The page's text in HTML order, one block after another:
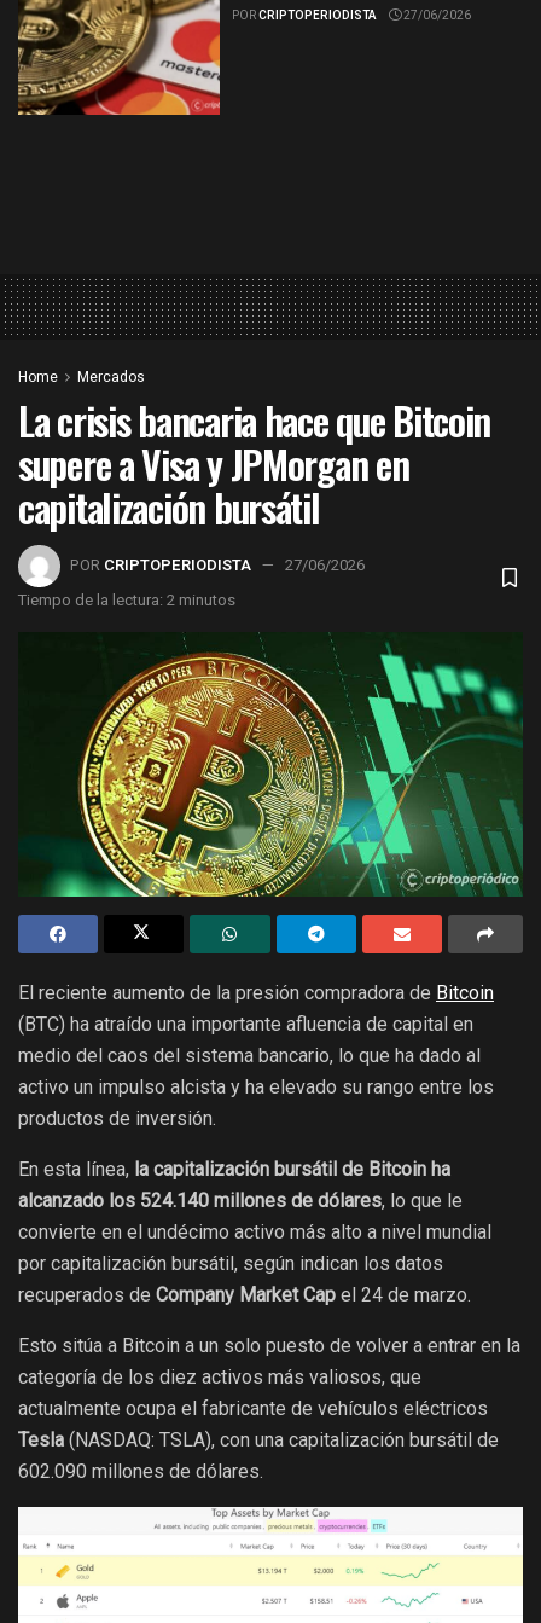
PORCRIPTOPERIODISTA 27/06/2026
Home Mercados
La crisis bancaria hace que Bitcoin
supere a Visa y JPMorgan en
capitalización bursátil
POR CRIPTOPERIODISTA
27/06/2026
Tiempo de la lectura: 2 minutos
El reciente aumento de la presión compradora de Bitcoin
(BTC) ha atraído una importante afluencia de capital en
medio del caos del sistema bancario, lo que ha dado al
activo un impulso alcista y ha elevado su rango entre los
productos de inversión.
En esta línea, la capitalización bursátil de Bitcoin ha
alcanzado los 524.140 millones de dólares, lo que le
convierte en el undécimo activo más alto a nivel mundial
por capitalización bursátil, según indican los datos
recuperados de Company Market Cap el 24 de marzo.
Esto sitúa a Bitcoin a un solo puesto de volver a entrar en la
categoría de los diez activos más valiosos, que
actualmente ocupa el fabricante de vehículos eléctricos
Tesla (NASDAQ: TSLA), con una capitalización bursátil de
602.090 millones de dólares.